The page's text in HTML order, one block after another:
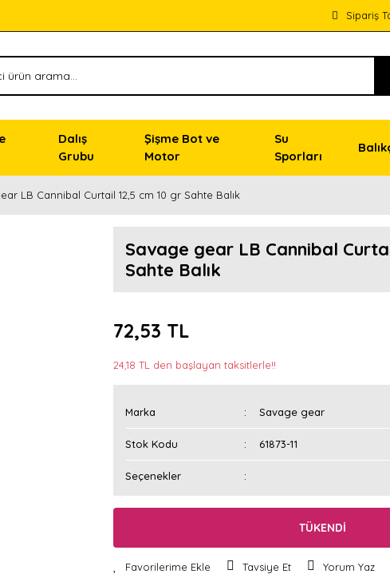
Sipariş
Dalış
Grubu
Şişme Bot ve
Motor
Su
Sporları
LB Cannibal Curtail 12,5 cm 10 gr Sahte Balık
Savage gear LB Cannibal
Sahte Balık
72,53 TL
24,18 TL den başlayan taksitlerle!!
Marka Savage gear
Stok Kodu 61873-11
Seçenekler
TÜKENDİ
Tavsiye Et Yorum Yaz